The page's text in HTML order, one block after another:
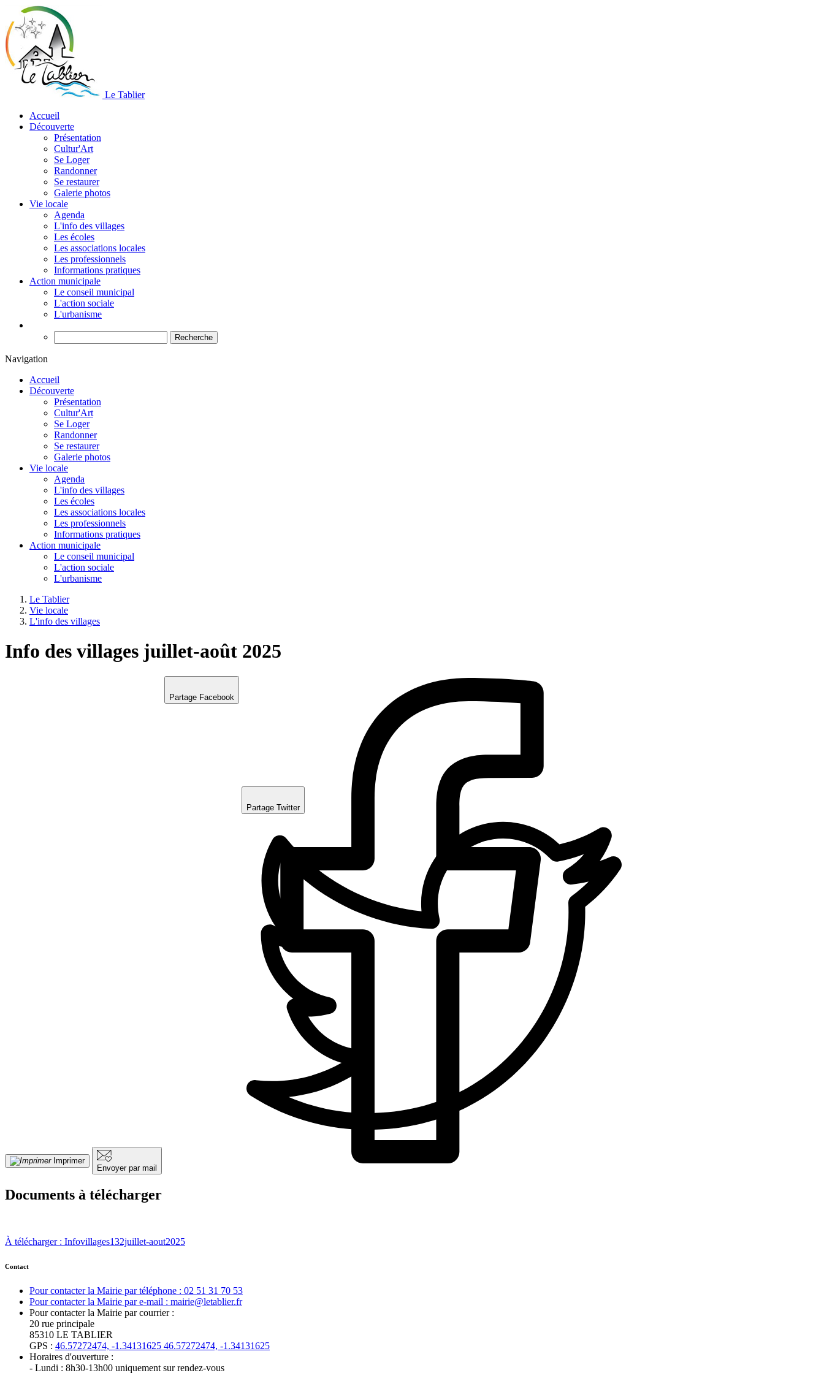
Le Tablier
Accueil
Découverte
Présentation
Cultur'Art
Se Loger
Randonner
Se restaurer
Galerie photos
Vie locale
Agenda
L'info des villages
Les écoles
Les associations locales
Les professionnels
Informations pratiques
Action municipale
Le conseil municipal
L'action sociale
L'urbanisme
Recherche
Navigation
Accueil
Découverte
Présentation
Cultur'Art
Se Loger
Randonner
Se restaurer
Galerie photos
Vie locale
Agenda
L'info des villages
Les écoles
Les associations locales
Les professionnels
Informations pratiques
Action municipale
Le conseil municipal
L'action sociale
L'urbanisme
Le Tablier
Vie locale
L'info des villages
Info des villages juillet-août 2025
Imprimer
Envoyer par mail
Partage Facebook
Partage Twitter
Documents à télécharger
À télécharger : Infovillages132juillet-aout2025
Contact
Pour contacter la Mairie par téléphone : 02 51 31 70 53
Pour contacter la Mairie par e-mail : mairie@letablier.fr
Pour contacter la Mairie par courrier :
20 rue principale
85310 LE TABLIER
GPS : 46.57272474, -1.34131625 46.57272474, -1.34131625
Horaires d'ouverture :
- Lundi : 8h30-13h00 uniquement sur rendez-vous